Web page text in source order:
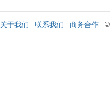
关于我们 联系我们 商务合作